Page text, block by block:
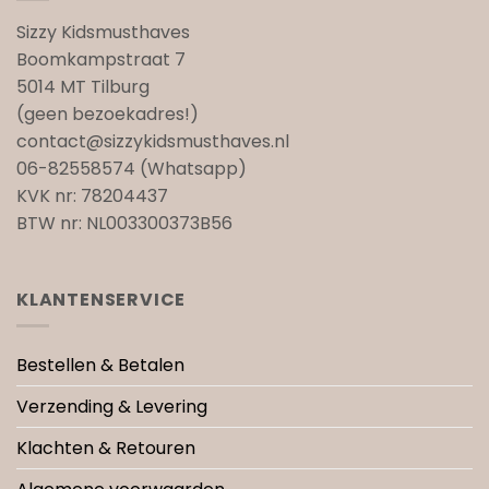
Sizzy Kidsmusthaves
Boomkampstraat 7
5014 MT Tilburg
(geen bezoekadres!)
contact@sizzykidsmusthaves.nl
06-82558574 (Whatsapp)
KVK nr: 78204437
BTW nr: NL003300373B56
KLANTENSERVICE
Bestellen & Betalen
Verzending & Levering
Klachten & Retouren